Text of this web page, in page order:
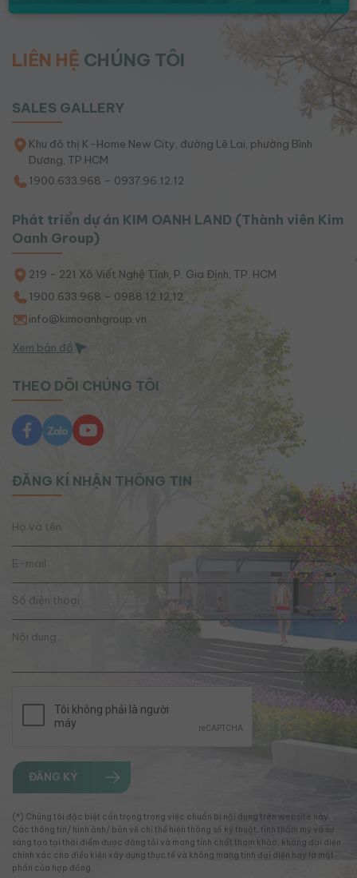
LIÊN HỆ CHÚNG TÔI
SALES GALLERY
Khu đô thị K-Home New City, đường Lê Lai, phường Bình
Dương, TP.HCM
1900.633.968 – 0937.96.12.12
Phát triển dự án KIM OANH LAND (Thành viên Kim
Oanh Group)
219 - 221 Xô Viết Nghệ Tĩnh, P. Gia Định, TP. HCM
1900.633.968 – 0988.12.12.12
info@kimoanhgroup.vn
Xem bản đồ
THEO DÕI CHÚNG TÔI
ĐĂNG KÍ NHẬN THÔNG TIN
ĐĂNG KÝ
(*) Chúng tôi đặc biệt cẩn trọng trong việc chuẩn bị nội dung trên website này.
Các thông tin/ hình ảnh/ bản vẽ chỉ thể hiện thông số kỹ thuật, tính thẩm mỹ và sự
sáng tạo tại thời điểm được đăng tải và mang tính chất tham khảo, không đại diện
chính xác cho điều kiện xây dựng thực tế và không mang tính đại diện hay là một
phần của hợp đồng.